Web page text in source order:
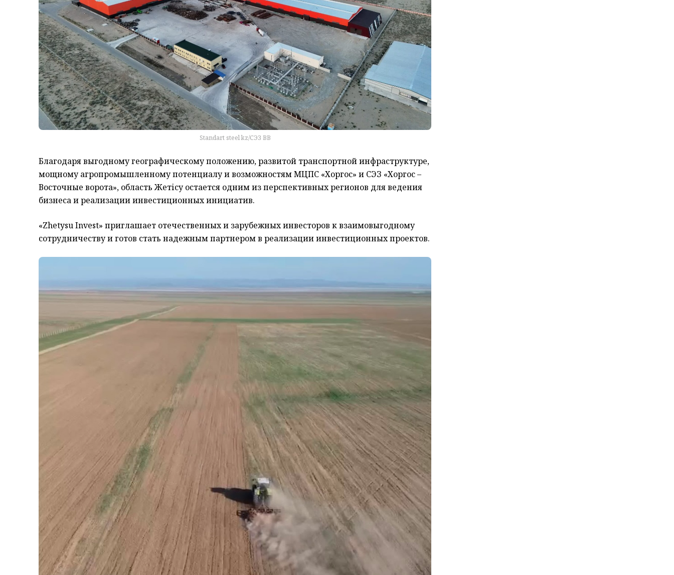
Standart steel kz/СЭЗ ВВ
Благодаря выгодному географическому положению, развитой транспортной инфраструктуре,
мощному агропромышленному потенциалу и возможностям МЦПС «Хоргос» и СЭЗ «Хоргос –
Восточные ворота», областьЖетісуостается одним из перспективных регионов для ведения
бизнесаи реализации инвестиционных инициатив.
«ZhetysuInvest» приглашает отечественных и зарубежных инвесторов квзаимовыгодному
сотрудничествуи готов стать надежным партнером в реализации инвестиционных проектов.